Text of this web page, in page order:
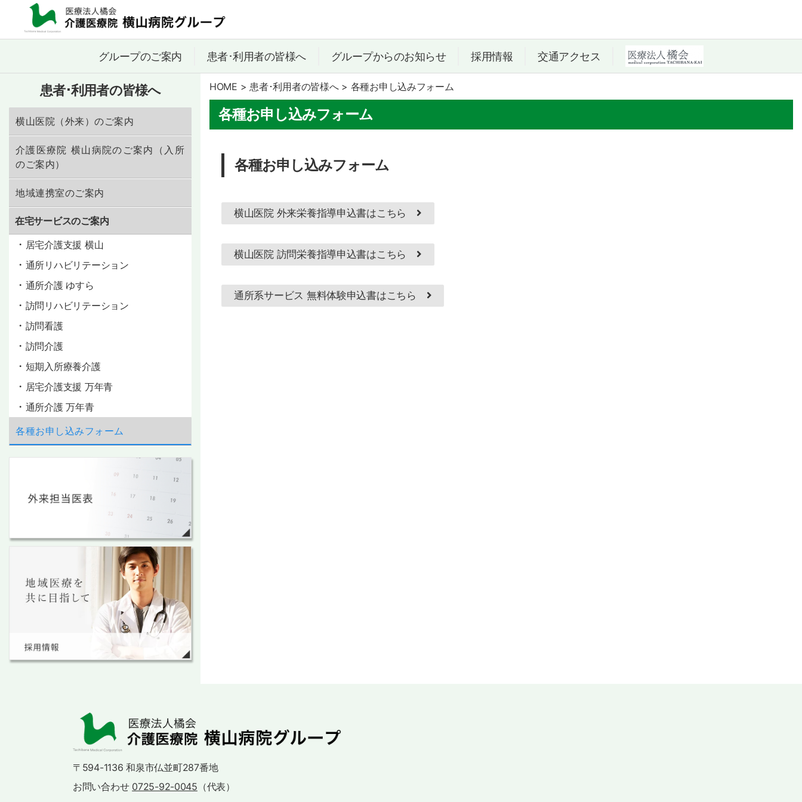
医
介
医
療
院
横
山
病
院
グ
ル
ー
グループのご案内 患者･利用者の皆様へ グループからのお知らせ 採用情報 交通アクセス
患者･利用者の皆様へ
横山医院（外来）のご案内
介護医療院 横山病院のご案内（入所
のご案内）
地域連携室のご案内
在宅サービスのご案内
居宅介護支援 横山
通所リハビリテーション
通所介護 ゆすら
訪問リハビリテーション
訪問看護
訪問介護
短期入所療養介護
居宅介護支援 万年青
通所介護 万年青
各種お申し込みフォーム
HOME > 患者･利用者の皆様へ > 各種お申し込みフォーム
各種お申し込みフォーム
各種お申し込みフォーム
横山医院 外来栄養指導申込書はこちら
横山医院 訪問栄養指導申込書はこちら
通所系サービス 無料体験申込書はこちら
〒594-1136 和泉市仏並町287番地
お問い合わせ 0725-92-0045 （代表）